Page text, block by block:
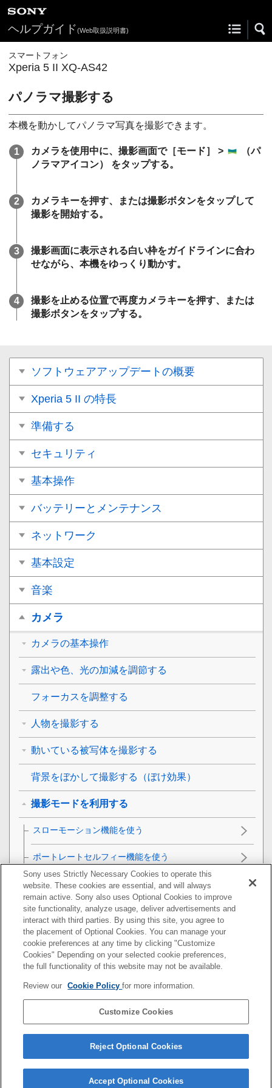
ヘルプガイド(Web取扱説明書)
スマートフォン
Xperia 5 II XQ-AS42
パノラマ撮影する
本機を動かしてパノラマ写真を撮影できます。
カメラを使用中に、撮影画面で［モード］ >
（パ
ノラマアイコン）
をタップする。
カメラキーを押す、または撮影ボタンをタップして
撮影を開始する。
撮影画面に表示される白い枠をガイドラインに合わ
せながら、本機をゆっくり動かす。
撮影を止める位置で再度カメラキーを押す、または
撮影ボタンをタップする。
ソフトウェアアップデートの概要
Xperia 5 II の特長
準備する
セキュリティ
基本操作
バッテリーとメンテナンス
ネットワーク
基本設定
音楽
カメラ
カメラの基本操作
露出や色、光の加減を調節する
フォーカスを調整する
人物を撮影する
動いている被写体を撮影する
背景をぼかして撮影する（ぼけ効果）
撮影モードを利用する
スローモーション機能を使う
ポートレートセルフィー機能を使う
クリエイティブエフェクトを使う
パノラマ撮影する
画像サイズを変更する
その他のカメラ設定
おサイフケータイ®
Sony uses Strictly Necessary Cookies to operate this
website. These cookies are essential, and will always
remain active. Sony also uses Optional Cookies to improve
site functionality, analyze usage, deliver advertisements and
interact with third parties. By using this site, you agree to
the placement of Optional Cookies. You can manage your
cookie preferences at any time by clicking "Customize
Cookies" Depending on your selected cookie preferences,
the full functionality of this website may not be available.
Review our Cookie Policyfor more information.
Customize Cookies
Reject Optional Cookies
Accept Optional Cookies